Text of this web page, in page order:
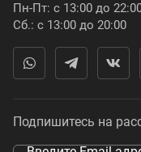
Пн-Пт: с 13:00 до
Сб.: с 13:00 до 20:00
Подпишитесь на